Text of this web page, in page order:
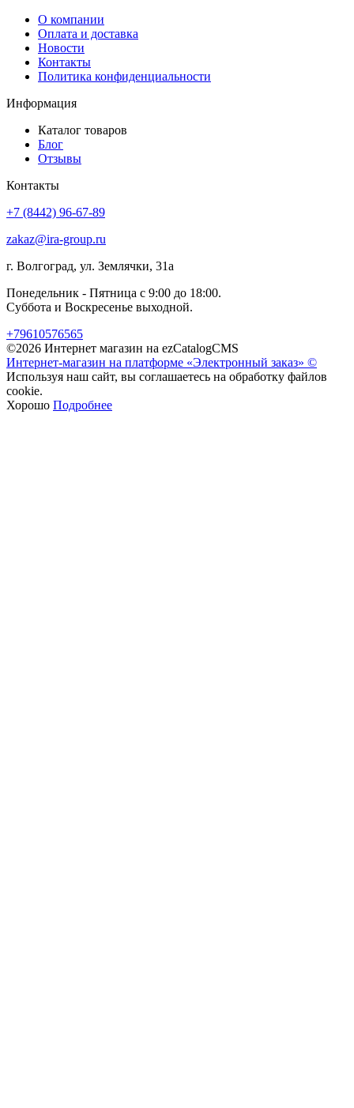
О компании
Оплата и доставка
Новости
Контакты
Политика конфиденциальности
Информация
Каталог товаров
Блог
Отзывы
Контакты
+7 (8442) 96-67-89
zakaz@ira-group.ru
г. Волгоград, ул. Землячки, 31а
Понедельник - Пятница с 9:00 до 18:00.
Суббота и Воскресенье выходной.
+79610576565
©2026 Интернет магазин на ezCatalogCMS
Интернет-магазин на платформе «Электронный заказ» ©
Используя наш сайт, вы соглашаетесь на обработку файлов
cookie.
Хорошо Подробнее